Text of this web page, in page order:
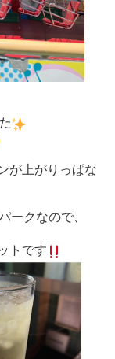
が上がりっぱな
ークなので、
トです